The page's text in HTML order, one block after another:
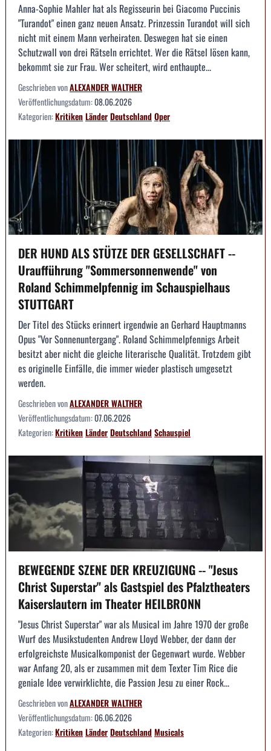
Anna-Sophie Mahler hat als Regisseurin bei Giacomo Puccinis
"Turandot" einen ganz neuen Ansatz. Prinzessin Turandot will sich
nicht mit einem Mann verheiraten. Deswegen hat sie einen
Schutzwall von drei Rätseln errichtet. Wer die Rätsel lösen kann,
bekommt sie zur Frau. Wer scheitert, wird enthaupte...
Geschrieben vonALEXANDER WALTHER
Veröffentlichungsdatum:08.06.2026
Kategorien:KritikenLänderDeutschlandOper
DER HUND ALS STÜTZE DER GESELLSCHAFT --
Uraufführung "Sommersonnenwende" von
Roland Schimmelpfennig im Schauspielhaus
STUTTGART
Der Titel des Stücks erinnert irgendwie an Gerhard Hauptmanns
Opus "Vor Sonnenuntergang". Roland Schimmelpfennigs Arbeit
besitzt aber nicht die gleiche literarische Qualität. Trotzdem gibt
es originelle Einfälle, die immer wieder plastisch umgesetzt
werden.
Geschrieben vonALEXANDER WALTHER
Veröffentlichungsdatum:07.06.2026
Kategorien:KritikenLänderDeutschlandSchauspiel
BEWEGENDE SZENE DER KREUZIGUNG -- "Jesus
Christ Superstar" als Gastspiel des Pfalztheaters
Kaiserslautern im Theater HEILBRONN
"Jesus Christ Superstar" war als Musical im Jahre 1970 der große
Wurf des Musikstudenten Andrew Lloyd Webber, der dann der
erfolgreichste Musicalkomponist der Gegenwart wurde. Webber
war Anfang 20, als er zusammen mit dem Texter Tim Rice die
geniale Idee verwirklichte, die Passion Jesu zu einer Rock...
Geschrieben vonALEXANDER WALTHER
Veröffentlichungsdatum:06.06.2026
Kategorien:KritikenLänderDeutschlandMusicals